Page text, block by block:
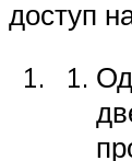
доступ